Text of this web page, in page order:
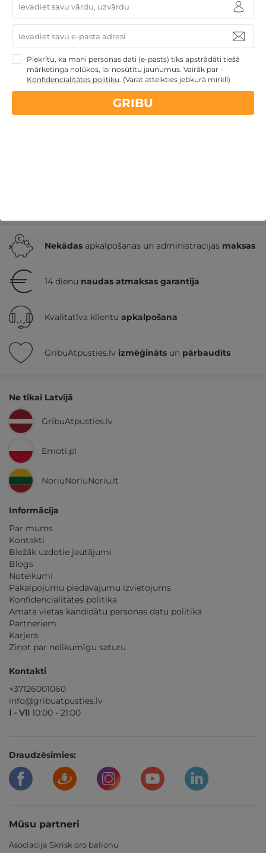
Skaistas SPA brīvdienas ar izklaidēm 3 pers.
ĢIMENEI
Birži,Sodelišku muižas lauku sēta
par nakti
Nekādas apkalpošanas un administrācijas maksas
14 dienu naudas atmaksas garantija
Kvalitatīva klientu apkalpošana
GribuAtpusties.lv izmēģināts un pārbaudīts
Ne tikai Latvijā
GribuAtpusties.lv
Emoti.pl
NoriuNoriuNoriu.lt
Informācija
Par mums
Kontakti
Biežāk uzdotie jautājumi
Blogs
Noteikumi
Pakalpojumu piedāvājumu izvietojums
Konfidencialitātes politika
Amata vietas kandidātu personas datu politika
Partneriem
Karjera
Ziņot par nelikumīgu saturu
Kontakti
+37126001060
info@gribuatpusties.lv
I - VII 10:00 - 21:00
Draudzēsimies:
Mūsu partneri
Asociacija Skrisk oro balionu
Piekrītu, ka mani personas dati (e-pasts) tiks apstrādāti tiešā
mārketinga nolūkos, lai nosūtītu jaunumus. Vairāk par -
Konfidencialitātes politiku. (Varat atteikties jebkurā mirklī)
GRIBU